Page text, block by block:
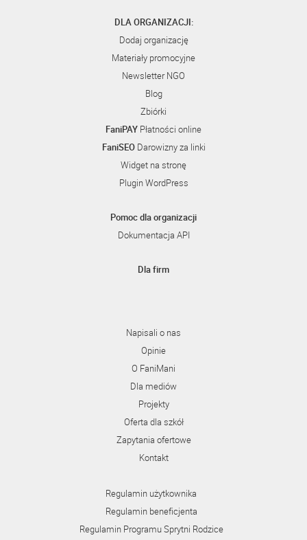
DLA ORGANIZACJI:
Dodaj organizację
Materiały promocyjne
Newsletter NGO
Blog
Zbiórki
FaniPAY Płatności online
FaniSEODarowizny za linki
Widget na stronę
Plugin WordPress
Pomoc dla organizacji
Dokumentacja API
Dla firm
Napisali o nas
Opinie
O FaniMani
Dla mediów
Projekty
Oferta dla szkół
Zapytania ofertowe
Kontakt
Regulamin użytkownika
Regulamin beneficjenta
Regulamin Programu Sprytni Rodzice